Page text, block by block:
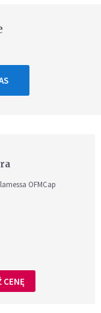
OFMCap
CENĘ